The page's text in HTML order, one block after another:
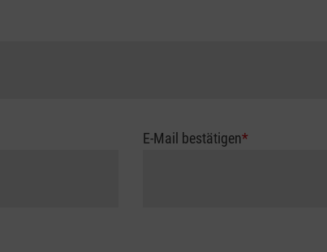
E-Mail bestätigen*